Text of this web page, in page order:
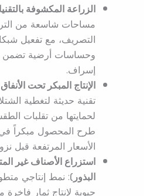
الزراعة المكشوفة
مساحات شاسعة من
التصريف، مع تفعيل
وحساسات أرضية تضمن
إسراف.
الإنتاج المبكر تحت
تقنية حديثة لتغطية
لحمايتها من تقلبات
طرح المحصول مبكراً
الأسعار المرتفعة قبل
استزراع الأصناف غير
البذور): نمط إنتاجي
حيوية لإنتاج ثمار